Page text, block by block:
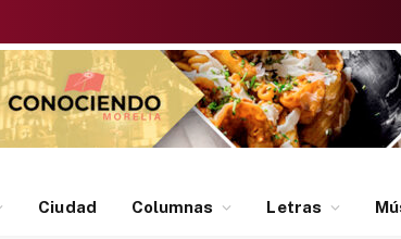
Ciudad Columnas Letras